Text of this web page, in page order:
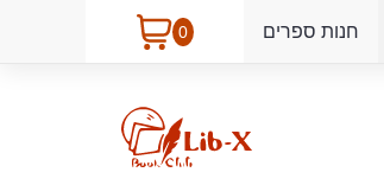
0 חנות ספרים